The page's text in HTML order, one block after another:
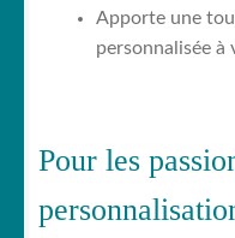
Apporte une
personnalisée
Pour les